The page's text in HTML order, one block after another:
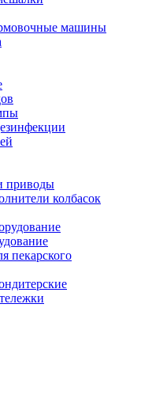
машины
приводы
колбасок
пекарского